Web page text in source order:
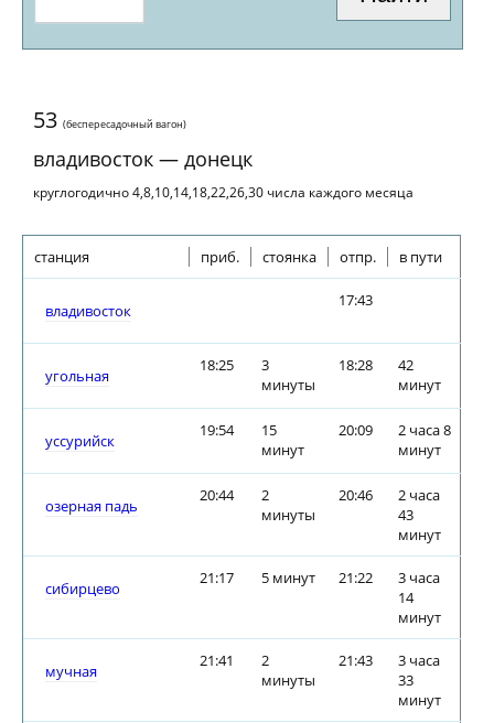
53 (беспересадочный вагон)
владивосток — донецк
круглогодично 4,8,10,14,18,22,26,30 числа каждого месяца
станция приб. стоянка отпр. в пути
владивосток
17:43
угольная
18:25
3
минуты
18:28
42
минут
уссурийск
19:54
15
минут
20:09
2 часа 8
минут
озерная падь
20:44
2
минуты
20:46
2 часа
43
минут
сибирцево
21:17 5 минут 21:22
3 часа
14
минут
мучная
21:41
2
минуты
21:43
3 часа
33
минут